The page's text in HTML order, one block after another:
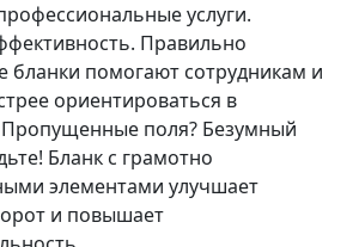
услуги.
Правильно
бланки помогают сотрудникам и
ориентироваться в
поля? Безумный
Бланк с грамотно
элементами улучшает
и повышает